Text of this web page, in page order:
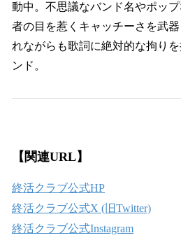
動中。不思議なバンド名やポッ
者の目を惹くキャッチーさを武
れながらも歌詞に絶対的な拘り
ンド。
【関連URL】
終活クラブ公式HP
終活クラブ公式X (旧Twitter)
終活クラブ公式Instagram